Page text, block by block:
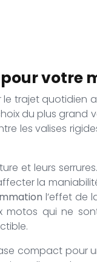
pour votre
trajet quotidien
du plus grand
les valises
et leurs
la
l’effet de
motos qui ne
compact pour